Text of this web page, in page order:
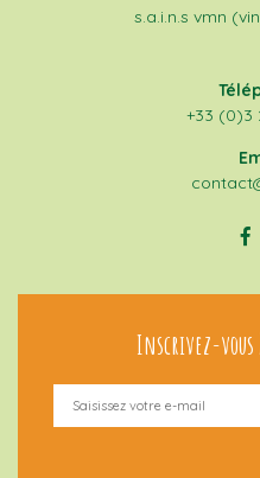
s.a.i.n.s vmn
+33 (0)3
Inscrivez-vous